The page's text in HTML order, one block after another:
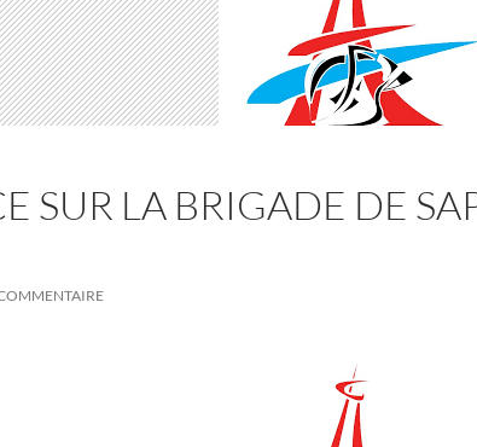
SUR LA BRIGADE DE